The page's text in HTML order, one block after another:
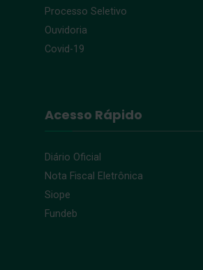
Processo Seletivo
Ouvidoria
Covid-19
Acesso Rápido
Diário Oficial
Nota Fiscal Eletrônica
Siope
Fundeb